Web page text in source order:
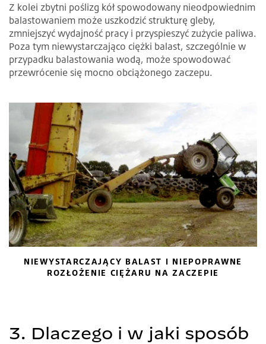
Z kolei zbytni poślizg kół spowodowany nieodpowiednim
balastowaniem może uszkodzić strukturę gleby,
zmniejszyć wydajność pracy i przyspieszyć zużycie paliwa.
Poza tym niewystarczająco ciężki balast, szczególnie w
przypadku balastowania wodą, może spowodować
przewrócenie się mocno obciążonego zaczepu.
NIEWYSTARCZAJĄCY BALAST I NIEPOPRAWNE
ROZŁOŻENIE CIĘŻARU NA ZACZEPIE
3. Dlaczego i w jaki sposób